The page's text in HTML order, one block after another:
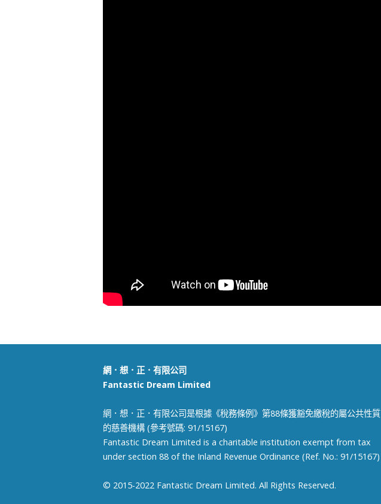
網．想．正．有限公司
Fantastic Dream Limited
網．想．正．有限公司是根據《稅務條例》第88條獲豁免繳稅的屬公共性質
的慈善機構 (參考號碼: 91/15167)
Fantastic Dream Limited is a charitable institution exempt from tax
under section 88 of the Inland Revenue Ordinance (Ref. No.: 91/15167)
© 2015-2022 Fantastic Dream Limited. All Rights Reserved.